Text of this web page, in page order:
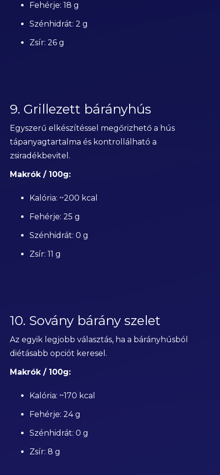
Fehérje: 18 g
Szénhidrát: 2 g
Zsír: 26 g
9. Grillezett bárányhús
Egyszerű elkészítéssel megőrizhető a hús
tápanyagtartalma és kontrollálható a
zsiradékbevitel.
Makrók / 100g:
Kalória: ~200 kcal
Fehérje: 25 g
Szénhidrát: 0 g
Zsír: 11 g
10. Sovány bárány szelet
Az egyik legjobb választás, ha a bárányhúsból
diétásabb opciót keresel.
Makrók / 100g:
Kalória: ~170 kcal
Fehérje: 24 g
Szénhidrát: 0 g
Zsír: 8 g